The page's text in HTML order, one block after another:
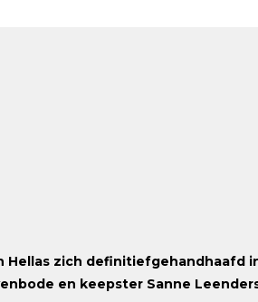
Hellas zich definitiefgehandhaafd
en keepster Sanne